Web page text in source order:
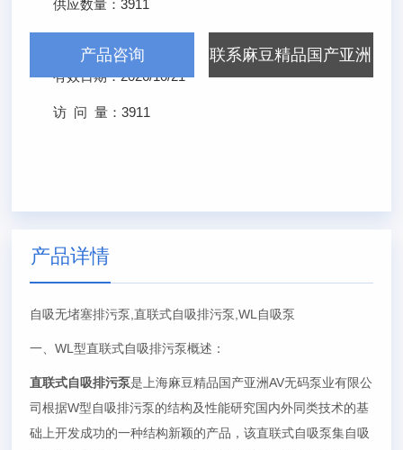
供应数量：3911
有效日期：2026/10/21
访 问 量：3911
产品咨询 联系麻豆精品国产亚洲
产品详情
自吸无堵塞排污泵,直联式自吸排污泵,WL自吸泵
一、WL型直联式自吸排污泵概述：
直联式自吸排污泵是上海麻豆精品国产亚洲AV无码泵业有限公
司根据W型自吸排污泵的结构及性能研究国内外同类技术的基
础上开发成功的一种结构新颖的产品，该直联式自吸泵集自吸